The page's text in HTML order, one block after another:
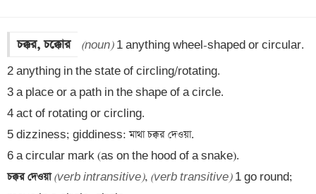
চক্কর, চক্কোর (noun) 1 anything wheel-shaped or circular.
2 anything in the state of circling/rotating.
3 a place or a path in the shape of a circle.
4 act of rotating or circling.
5 dizziness; giddiness: মাথা চক্কর দেওয়া.
চক্কর দেওয়া (verb intransitive), (verb transitive) 1 go round;